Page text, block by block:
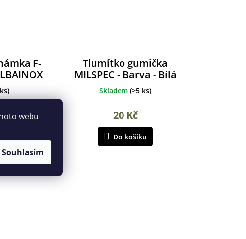
webu
Souhlasím
F-
)
Tlumítko gumička
MILSPEC - Barva - Bílá
Skladem(>5 ks)
20 Kč
Do košíku